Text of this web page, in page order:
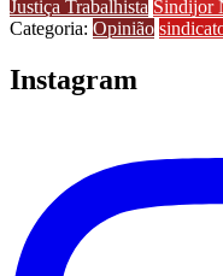
Justiça Trabalhista Sindijor
Categoria: Opinião
Instagram